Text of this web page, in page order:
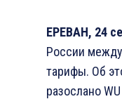
ЕРЕВАН, 24
России
тарифы. Об
разослано